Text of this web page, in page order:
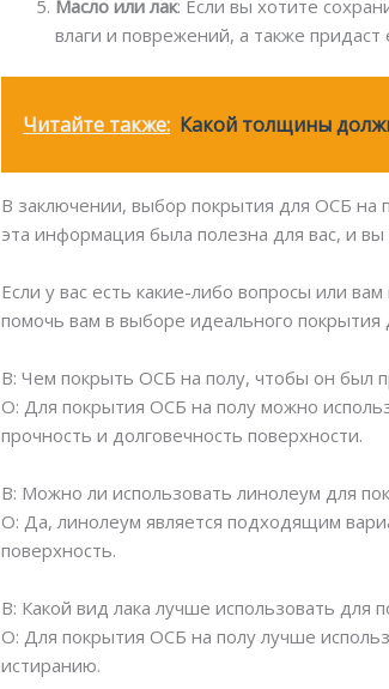
Масло или лак: Если вы хотите
влаги и поврежений, а также
Читайте также: Какой толщины
В заключении, выбор покрытия для ОСБ на
эта информация была полезна для вас, и
Если у вас есть какие-либо вопросы или
помочь вам в выборе идеального покрытия
В: Чем покрыть ОСБ на полу, чтобы он был
О: Для покрытия ОСБ на полу можно
прочность и долговечность поверхности.
В: Можно ли использовать линолеум для
О: Да, линолеум является подходящим
поверхность.
В: Какой вид лака лучше использовать для
О: Для покрытия ОСБ на полу лучше
истиранию.